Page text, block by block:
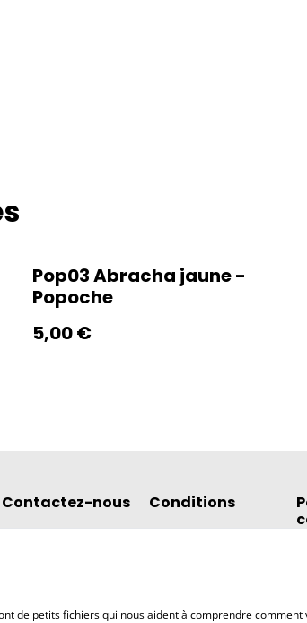
Pop03 Abracha jaune -
Popoche
5,00 €
Contactez-nous Conditions
de petits fichiers qui nous aident à comprendre comment